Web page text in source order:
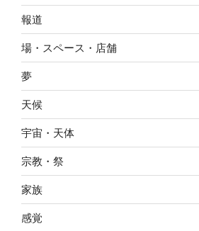
報道
場・スペース・店舗
夢
天候
宇宙・天体
宗教・祭
家族
感覚